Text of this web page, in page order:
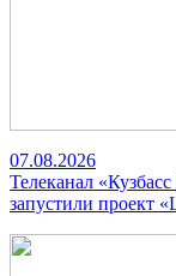
07.08.2026
Телеканал
запустили проект